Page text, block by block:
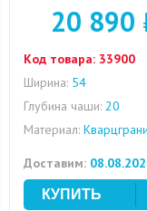
20 890
Код товара: 33900
Ширина: 54
Глубина чаши: 20
Материал:
Доставим: